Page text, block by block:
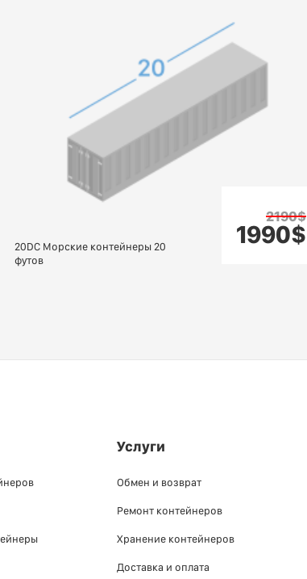
2190$
1990$
20DC Морские контейнеры 20
футов
Услуги
Обмен и возврат
Ремонт контейнеров
Хранение контейнеров
Доставка и оплата